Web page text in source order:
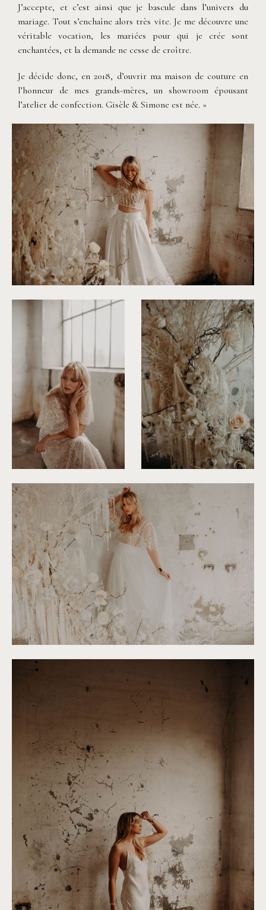
J’accepte, et c’est ainsi que je bascule dans l’univers du
mariage. Tout s’enchaîne alors très vite. Je me découvre une
véritable vocation, les mariées pour qui je crée sont
enchantées, et la demande ne cesse de croître.
Je décide donc, en 2018, d’ouvrir ma maison de couture en
l’honneur de mes grands-mères, un showroom épousant
l’atelier de confection. Gisèle & Simone est née. »